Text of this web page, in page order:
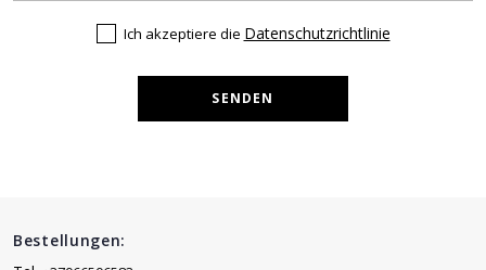
Ich akzeptiere die Datenschutzrichtlinie
SENDEN
Bestellungen: